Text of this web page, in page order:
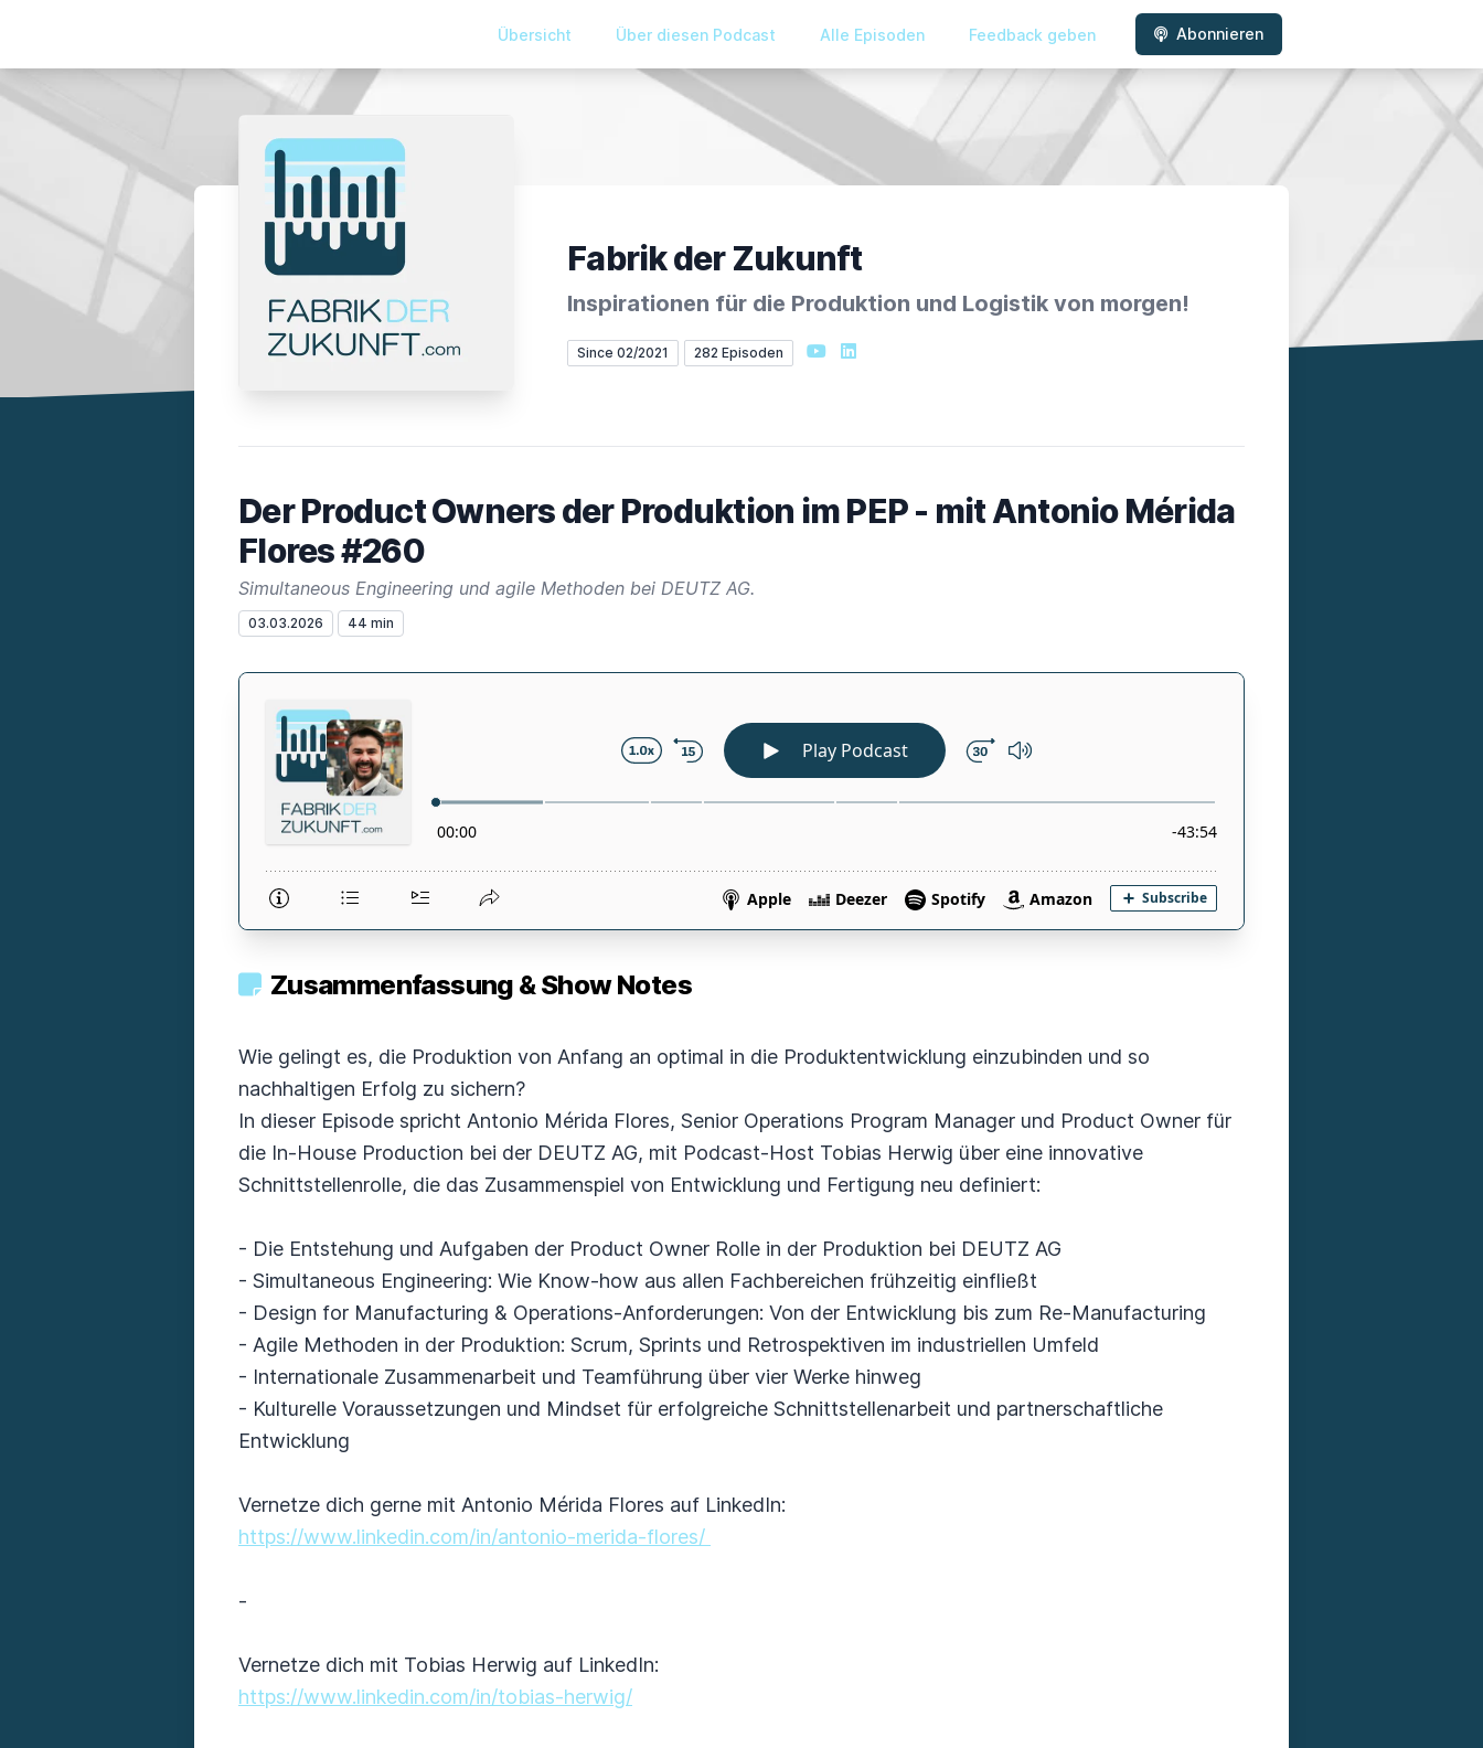
Übersicht Über diesen Podcast Alle Episoden Feedback geben Abonnieren
Fabrik der Zukunft
Inspirationen für die Produktion und Logistik von morgen!
Since 02/2021 282 Episoden YouTubeLinkedIn
Der Product Owners der Produktion im PEP - mit Antonio Mérida
Flores #260
Simultaneous Engineering und agile Methoden bei DEUTZ AG.
03.03.2026 44 min
Zusammenfassung & Show Notes
Wie gelingt es, die Produktion von Anfang an optimal in die Produktentwicklung einzubinden und so
nachhaltigen Erfolg zu sichern?
In dieser Episode spricht Antonio Mérida Flores, Senior Operations Program Manager und Product Owner für
die In-House Production bei der DEUTZ AG, mit Podcast-Host Tobias Herwig über eine innovative
Schnittstellenrolle, die das Zusammenspiel von Entwicklung und Fertigung neu definiert:
- Die Entstehung und Aufgaben der Product Owner Rolle in der Produktion bei DEUTZ AG
- Simultaneous Engineering: Wie Know-how aus allen Fachbereichen frühzeitig einfließt
- Design for Manufacturing & Operations-Anforderungen: Von der Entwicklung bis zum Re-Manufacturing
- Agile Methoden in der Produktion: Scrum, Sprints und Retrospektiven im industriellen Umfeld
- Internationale Zusammenarbeit und Teamführung über vier Werke hinweg
- Kulturelle Voraussetzungen und Mindset für erfolgreiche Schnittstellenarbeit und partnerschaftliche
Entwicklung
Vernetze dich gerne mit Antonio Mérida Flores auf LinkedIn:
https://www.linkedin.com/in/antonio-merida-flores/
-
Vernetze dich mit Tobias Herwig auf LinkedIn:
https://www.linkedin.com/in/tobias-herwig/